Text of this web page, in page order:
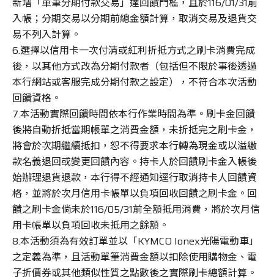
入帳；分期交易以分期前總金額計算，取消交易及退貨交
易不列入計算。
6.選擇以信用卡一次付清或紅利折抵方式之刷卡消費完成
後，以其他方式改為分期付款者（包括但不限於事後透過
本行網站或客服完成分期付款之設定），不符合本次活動
回饋資格。
7.本活動實際回饋時間依本行作業時間為準。刷卡金回饋
後將自動折抵當期帳單之消費金額，未折抵完之刷卡金，
將會於次期繼續抵扣，恕不得要求本行轉為現金或以溢繳
款名義退回或變更回饋內容。持卡人於回饋刷卡金入帳後
始辦理退貨退款，本行得不經通知逕行取消持卡人回饋資
格，並將於次月信用卡帳單以負項回收回饋之刷卡金。回
饋之刷卡金倘未於116/05/31前全額抵用消費，將於次月信
用卡帳單以負項回收未抵用之餘額。
8.本活動須為有效訂單並以「KYMCO Ionex光陽電動車」
之定義為準，且活動單筆消費金額以扣除使用購物金、電
子折價券或其他類似性質之點數後之實際刷卡總額計算。